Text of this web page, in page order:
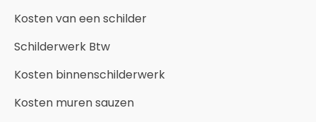
Kosten van een schilder
Schilderwerk Btw
Kosten binnenschilderwerk
Kosten muren sauzen